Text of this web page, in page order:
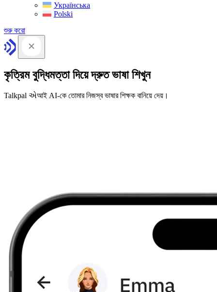
Українська
Polski
শুরু করো
কৃত্রিম বুদ্ধিমত্তা দিয়ে দ্রুত ভাষা শিখুন
Talkpal એআই AI-কে তোমার নিজস্ব ভাষার শিক্ষক বানিয়ে দেয়।